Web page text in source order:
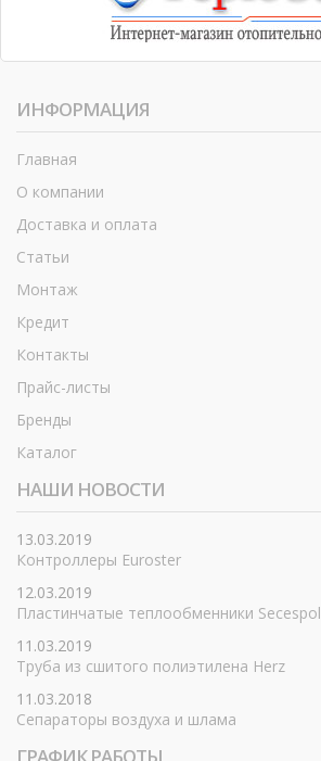
ИНФОРМАЦИЯ
Главная
О компании
Доставка и оплата
Статьи
Монтаж
Кредит
Контакты
Прайс-листы
Бренды
Каталог
НАШИ НОВОСТИ
13.03.2019
Контроллеры Euroster
12.03.2019
Пластинчатые теплообменники Secespol
11.03.2019
Труба из сшитого полиэтилена Herz
11.03.2018
Сепараторы воздуха и шлама